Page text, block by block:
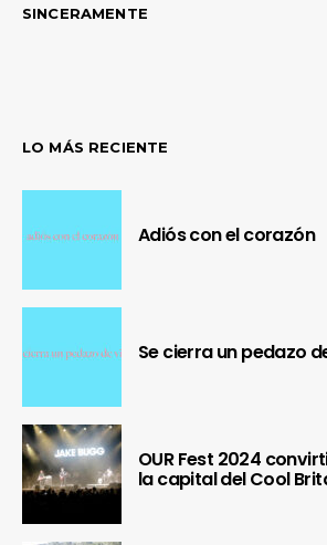
SINCERAMENTE
LO MÁS RECIENTE
Adiós con el corazón
Se cierra un pedazo
OUR Fest 2024
la capital del Cool